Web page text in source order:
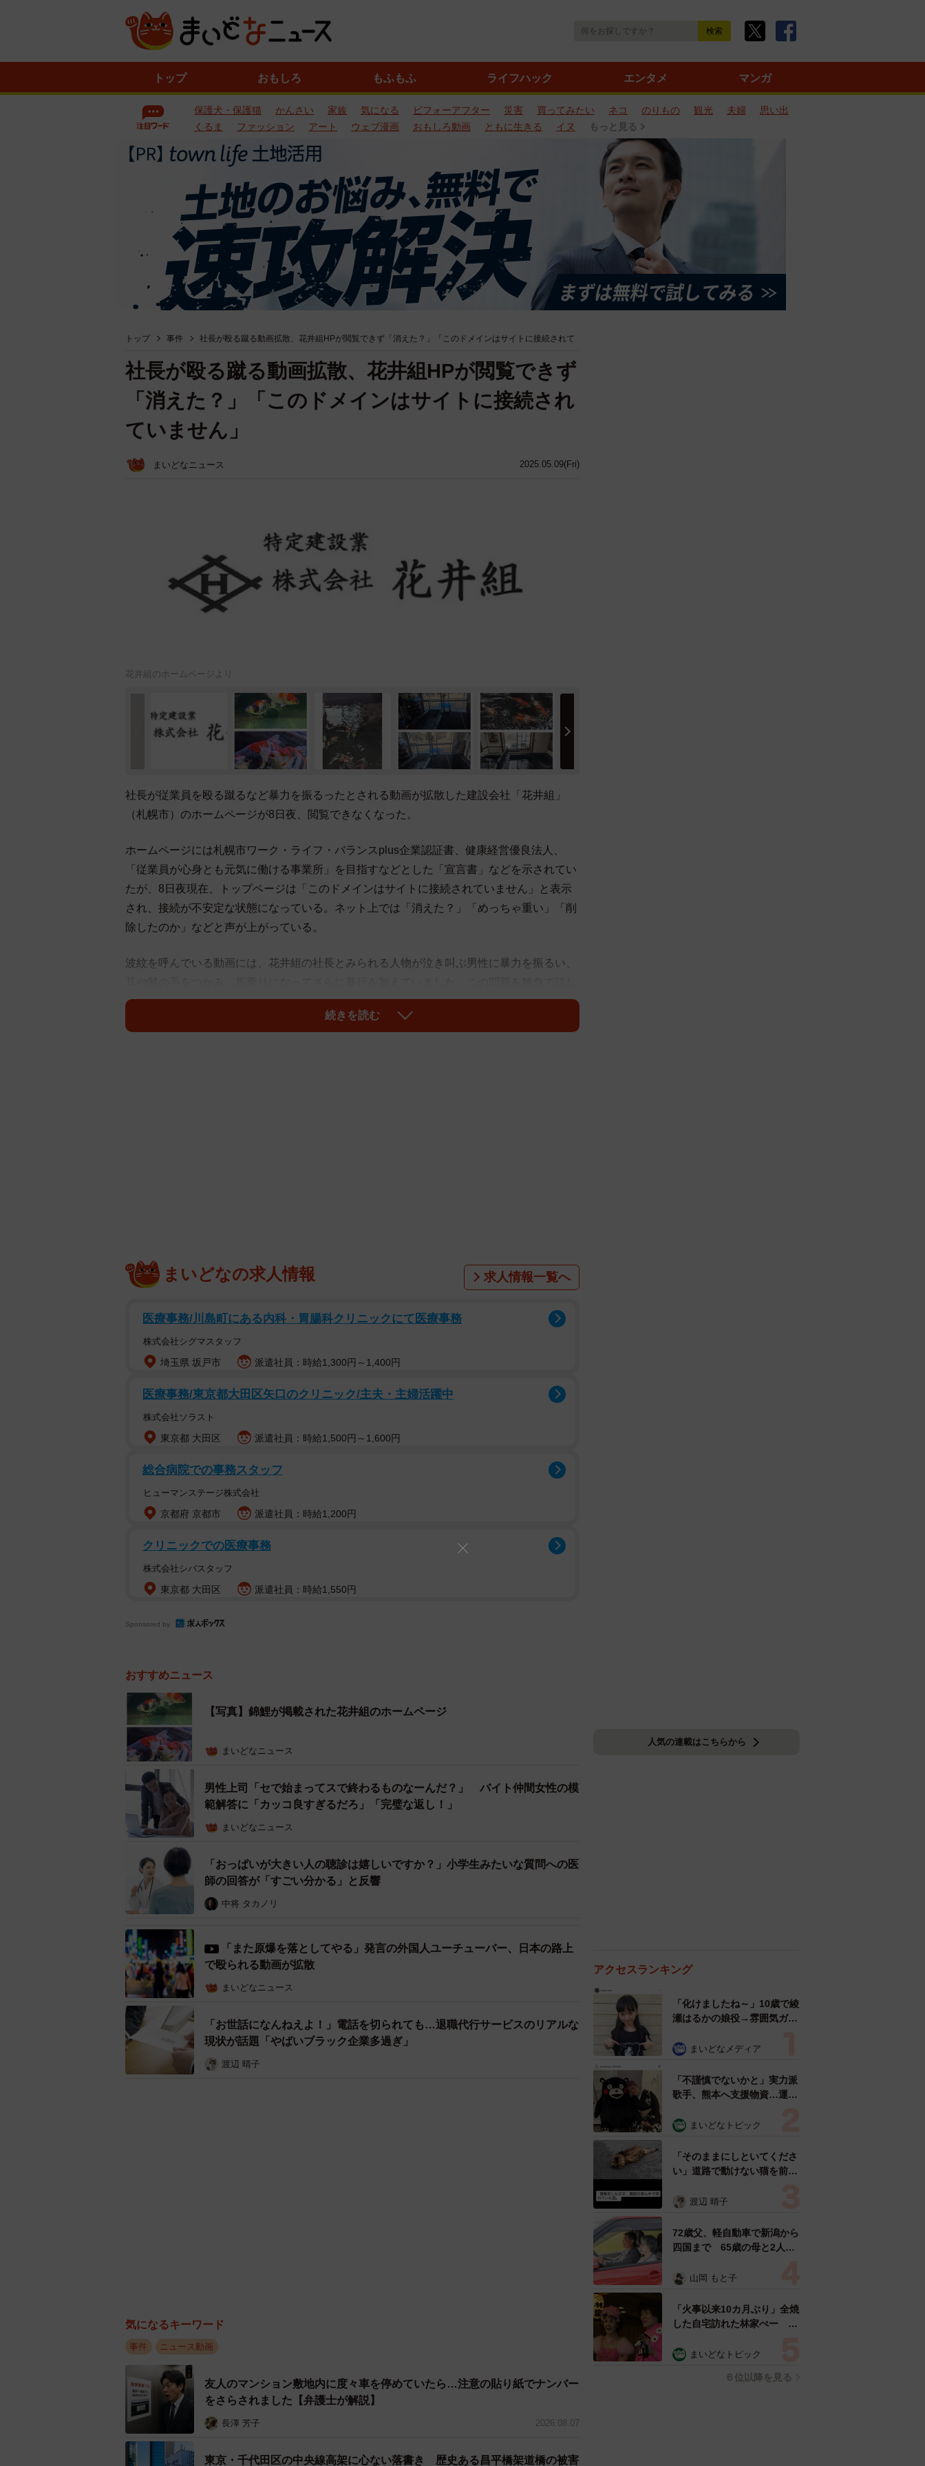
トップ おもしろ もふもふ ライフハック エンタメ マンガ
保護犬・保護猫 かんさい 家族 気になる ビフォーアフター 災害 買ってみたい ネコ のりもの 観光 夫婦
思い出
くるま
ファッション アート ウェブ漫画 おもしろ動画 ともに生きる イヌ もっと見る
トップ 事件 社長が殴る蹴る動画拡散、花井組HPが閲覧できず「消えた？」「このドメインはサイトに接続されて
2025.05.09(Fri)
社長が殴る蹴る動画拡散、花井組HPが閲覧できず
「消えた？」「このドメインはサイトに接続され
ていません」
まいどなニュース
花井組のホームページより
社長が従業員を殴る蹴るなど暴力を振るったとされる動画が拡散した建設会社「花井組」
（札幌市）のホームページが8日夜、閲覧できなくなった。
ホームページには札幌市ワーク・ライフ・バランスplus企業認証書、健康経営優良法人、
「従業員が心身とも元気に働ける事業所」を目指すなどとした「宣言書」などを示されてい
たが、8日夜現在、トップページは「このドメインはサイトに接続されていません」と表示
され、接続が不安定な状態になっている。ネット上では「消えた？」「めっちゃ重い」「削
除したのか」などと声が上がっている。
波紋を呼んでいる動画には、花井組の社長とみられる人物が泣き叫ぶ男性に暴力を振るい、
く報じたHTB北海道テレビは、大きな水槽で飼育されていたコイの世話をめぐって、社長が
れ、北海道警察、札幌市建設局、水道局、北海道などから何度も表彰状や感謝状を受けたこ
とが記されている。筆文字で額装された社訓には「礼儀正しく」「私ごとで人に迷惑をかけ
員でバックアップする」とうたっている。
札幌市は騒動を受け、広報部のXで「一部SNS投稿に関する本市の対応について」と題し、
稿について多くのお問い合わせが寄せられております。」「本市としては、今後、事実の確
認が取れ次第、各認証制度の規定等に沿って、認証取り消しの手続きを進めてまいります」
と声明を出した。
続きを読む
まいどなの求人情報 求人情報一覧へ
医療事務/川島町にある内科・胃腸科クリニックにて医療事務
株式会社シグマスタッフ
埼玉県 坂戸市 派遣社員：時給1,300円～1,400円
医療事務/東京都大田区矢口のクリニック/主夫・主婦活躍中
株式会社ソラスト
東京都 大田区 派遣社員：時給1,500円～1,600円
総合病院での事務スタッフ
ヒューマンステージ株式会社
京都府 京都市 派遣社員：時給1,200円
クリニックでの医療事務
株式会社シバスタッフ
東京都 大田区 派遣社員：時給1,550円
Sponsored by
おすすめニュース
【写真】錦鯉が掲載された花井組のホームページ
まいどなニュース
男性上司「セで始まってスで終わるものなーんだ？」 バイト仲間女性の模
範解答に「カッコ良すぎるだろ」「完璧な返し！」
まいどなニュース
「おっぱいが大きい人の聴診は嬉しいですか？」小学生みたいな質問への医
師の回答が「すごい分かる」と反響
中将 タカノリ
「また原爆を落としてやる」発言の外国人ユーチューバー、日本の路上
で殴られる動画が拡散
まいどなニュース
「お世話になんねえよ！」電話を切られても…退職代行サービスのリアルな
現状が話題「やばいブラック企業多過ぎ」
渡辺 晴子
気になるキーワード
事件 ニュース動画
友人のマンション敷地内に度々車を停めていたら…注意の貼り紙でナンバー
をさらされました【弁護士が解説】
長澤 芳子 2026.08.07
東京・千代田区の中央線高架に心ない落書き 歴史ある昌平橋架道橋の被害
人気の連載はこちらから
アクセスランキング
「化けましたね～」10歳で綾
瀬はるかの娘役→雰囲気ガラ
雰囲気が」「宝塚に入れそ
まいどなメディア
「不謹慎でないかと」実力派
歌手、熊本へ支援物資…運搬
めらい 「痛いほど伝わる」
まいどなトピック
「そのままにしといてくださ
い」道路で動けない猫を前に
ようとした4日間 「命の重
表の訴え
渡辺 晴子
72歳父、軽自動車で新潟から
四国まで 65歳の母と2人で
憩まで分刻み… 「大学生で
山岡 もと子
「火事以来10カ月ぶり」全焼
した自宅訪れた林家ぺー 内
ン状態の部屋に呆然
まいどなトピック
６位以降を見る